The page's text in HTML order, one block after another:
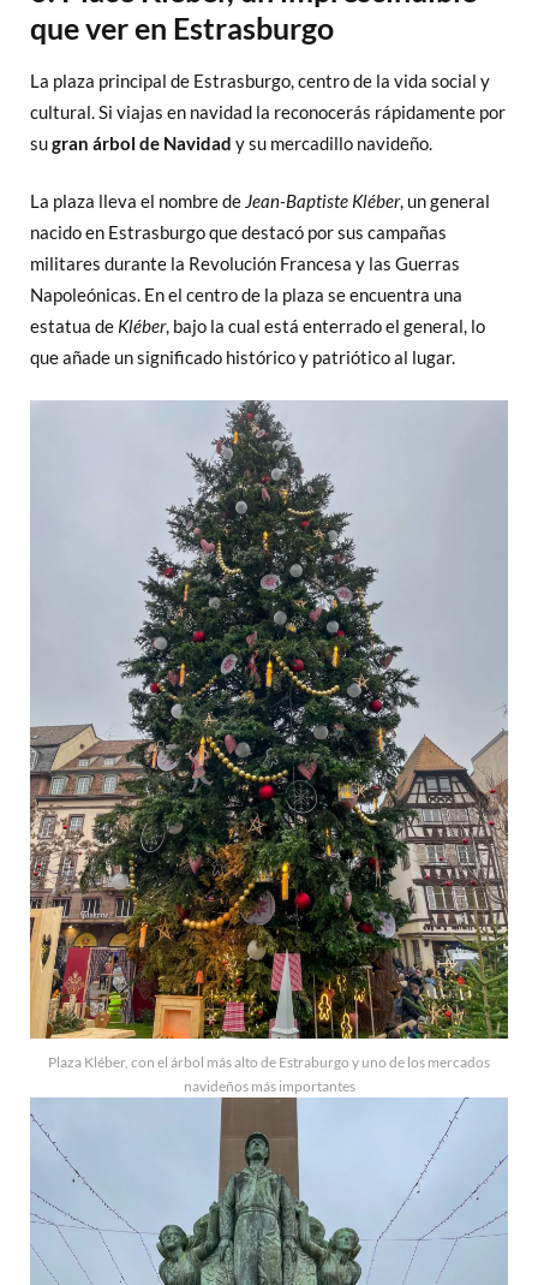
que ver en Estrasburgo
La plaza principal de Estrasburgo, centro de la vida social y
cultural. Si viajas en navidad la reconocerás rápidamente por
sugran árbol de Navidad y su mercadillo navideño.
La plaza lleva el nombre de Jean-Baptiste Kléber, un general
nacido en Estrasburgo que destacó por sus campañas
militares durante la Revolución Francesa y las Guerras
Napoleónicas. En el centro de la plaza se encuentra una
estatua de Kléber, bajo la cual está enterrado el general, lo
que añade un significado histórico y patriótico al lugar.
Plaza Kléber, con el árbol más alto de Estraburgo y uno de los mercados
navideños más importantes